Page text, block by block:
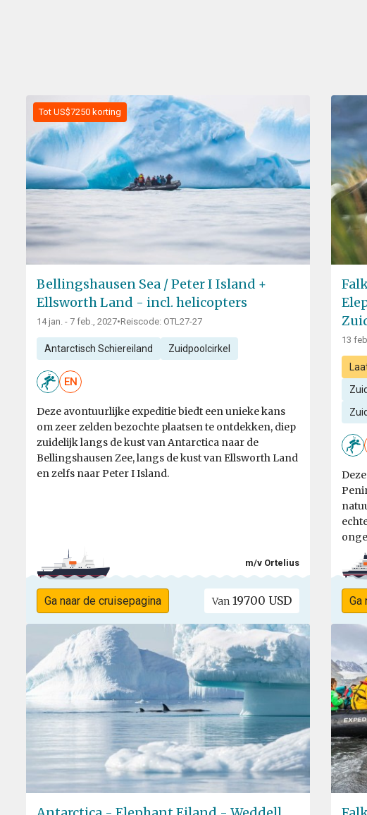
Tot US$7250 korting
Bellingshausen Sea / Peter I Island +
Ellsworth Land - incl. helicopters
14 jan. - 7 feb., 2027•Reiscode: OTL27-27
Antarctisch Schiereiland Zuidpoolcirkel
EN
Deze avontuurlijke expeditie biedt een unieke kans
om zeer zelden bezochte plaatsen te ontdekken, diep
zuidelijk langs de kust van Antarctica naar de
Bellingshausen Zee, langs de kust van Ellsworth Land
en zelfs naar Peter I Island.
m/v Ortelius
Ga naar de cruisepagina Van 19700 USD
13
Ga